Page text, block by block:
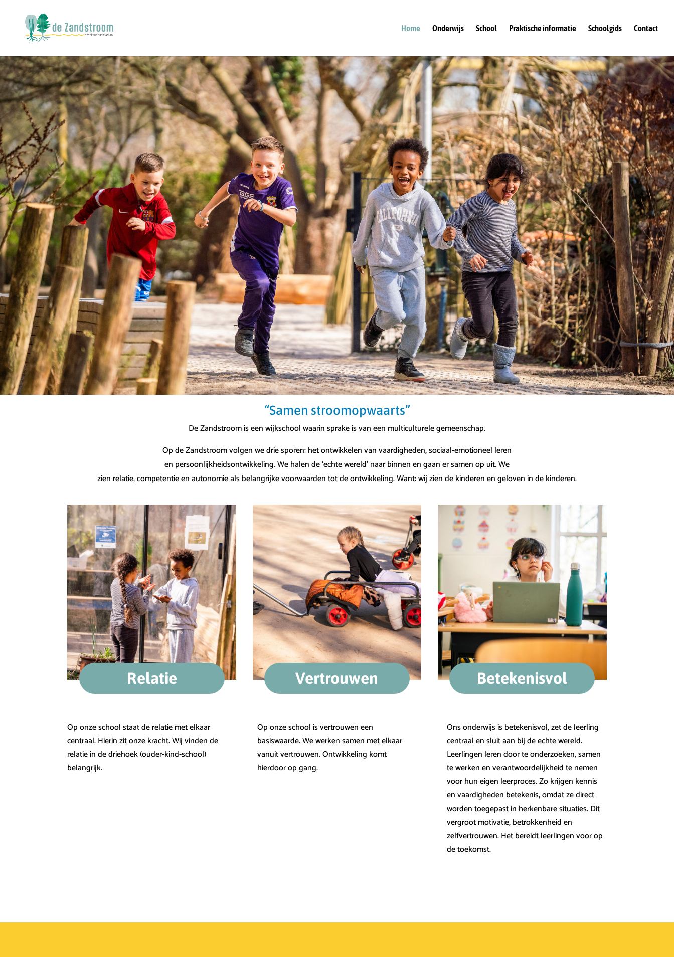
Home Onderwijs School Praktische informatie Schoolgids Contact
“Samen stroomopwaarts”
De Zandstroom is een wijkschool waarin sprake is van een multiculturele gemeenschap.
Op de Zandstroom volgen we drie sporen: het ontwikkelen van vaardigheden, sociaal-emotioneel leren
en persoonlijkheidsontwikkeling. We halen de ‘echte wereld’ naar binnen en gaan er samen op uit. We
zien relatie, competentie en autonomie als belangrijke voorwaarden tot de ontwikkeling. Want: wij zien de kinderen en geloven in de kinderen.
Relatie Vertrouwen Betekenisvol
Op onze school staat de relatie met elkaar
centraal. Hierin zit onze kracht. Wij vinden de
relatie in de driehoek (ouder-kind-school)
belangrijk.
Op onze school is vertrouwen een
basiswaarde. We werken samen met elkaar
vanuit vertrouwen. Ontwikkeling komt
hierdoor op gang.
Ons onderwijs is betekenisvol, zet de leerling
centraal en sluit aan bij de echte wereld.
Leerlingen leren door te onderzoeken, samen
te werken en verantwoordelijkheid te nemen
voor hun eigen leerproces. Zo krijgen kennis
en vaardigheden betekenis, omdat ze direct
worden toegepast in herkenbare situaties. Dit
vergroot motivatie, betrokkenheid en
zelfvertrouwen. Het bereidt leerlingen voor op
de toekomst.